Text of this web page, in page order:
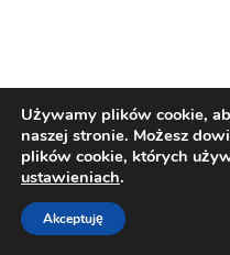
Używamy plików cookie,
naszej stronie. Możesz
plików cookie, których
ustawieniach.
Akceptuję